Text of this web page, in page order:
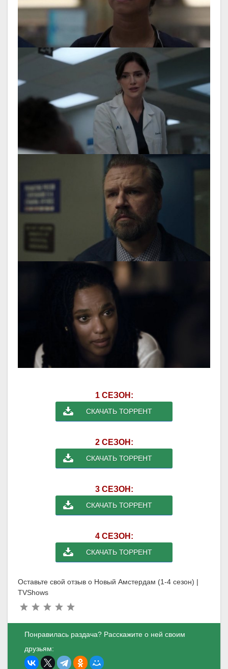
1 СЕЗОН:
СКАЧАТЬ ТОРРЕНТ
2 СЕЗОН:
СКАЧАТЬ ТОРРЕНТ
3 СЕЗОН:
СКАЧАТЬ ТОРРЕНТ
4 СЕЗОН:
СКАЧАТЬ ТОРРЕНТ
Оставьте свой отзыв о Новый Амстердам (1-4 сезон) |
TVShows
Понравилась раздача? Расскажите о ней своим
друзьям: